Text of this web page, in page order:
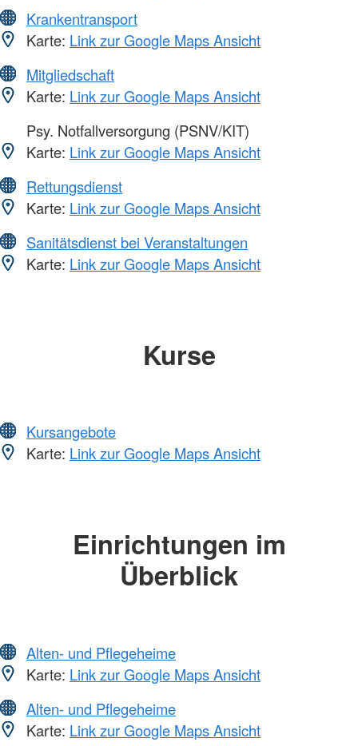
Krankentransport
Karte: Link zur Google Maps Ansicht
Mitgliedschaft
Karte: Link zur Google Maps Ansicht
Psy. Notfallversorgung (PSNV/KIT)
Karte: Link zur Google Maps Ansicht
Rettungsdienst
Karte: Link zur Google Maps Ansicht
Sanitätsdienst bei Veranstaltungen
Karte: Link zur Google Maps Ansicht
Kurse
Kursangebote
Karte: Link zur Google Maps Ansicht
Einrichtungen im
Überblick
Alten- und Pflegeheime
Karte: Link zur Google Maps Ansicht
Alten- und Pflegeheime
Karte: Link zur Google Maps Ansicht